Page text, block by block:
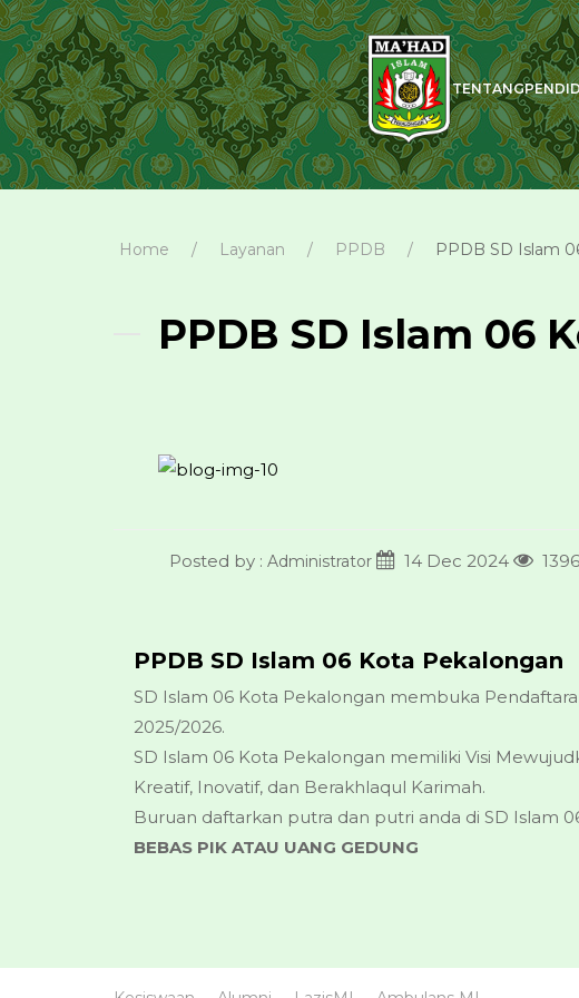
TENTANG
Home Layanan PPDB PPDB SD Islam
PPDB SD Islam 06
Posted by : Administrator 14 Dec 2024
PPDB SD Islam 06 Kota Pekalongan
SD Islam 06 Kota Pekalongan membuka
2025/2026.
SD Islam 06 Kota Pekalongan memiliki Visi
Kreatif, Inovatif, dan Berakhlaqul Karimah.
Buruan daftarkan putra dan putri anda di SD Islam
BEBAS PIK ATAU UANG GEDUNG